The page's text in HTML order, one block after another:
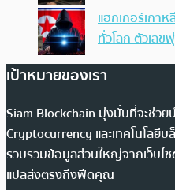
แฮกเกอร์เกา
ทั่วโลก ตัวเลข
เป้าหมายของเรา
Siam Blockchain มุ่งมั่นที่จะช่วย
Cryptocurrency และเทคโนโลยี
รวบรวมข้อมูลส่วนใหญ่จากเว็บไซ
แปลส่งตรงถึงฟีดคุณ